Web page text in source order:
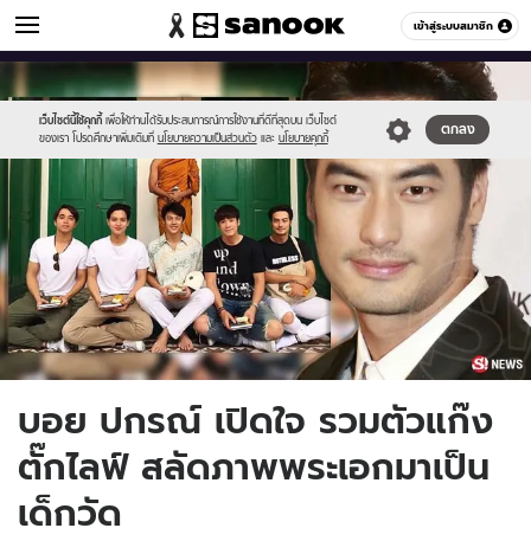
เข้าสู่ระบบสมาชิก
ข่าวบันเทิง หมวดอื่นๆ
เว็บไซต์นี้ใช้คุกกี้ เพื่อให้ท่านได้รับประสบการณ์การใช้งานที่ดีที่สุดบน เว็บไซต์
ของเรา โปรดศึกษาเพิ่มเติมที่ นโยบายความเป็นส่วนตัว และ นโยบายคุกกี้
ตกลง
Sanook
//s.isanook.com/sr/0/images/logo-
new-
sanook.png
600
60
//s.isanook.com/ns/0/ud/494/2474307/b.jpg
บอย ปกรณ์ เปิดใจ รวมตัวแก๊ง
ตั๊กไลฟ์ สลัดภาพพระเอกมาเป็น
เด็กวัด